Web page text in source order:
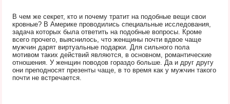
В чем же секрет, кто и почему тратит на подобные вещи свои
кровные? В Америке проводились специальные исследования,
задача которых была ответить на подобные вопросы. Кроме
всего прочего, выяснилось, что женщины почти вдвое чаще
мужчин дарят виртуальные подарки. Для сильного пола
мотивом таких действий являются, в основном, романтические
отношения. У женщин поводов гораздо больше. Да и друг другу
они преподносят презенты чаще, в то время как у мужчин такого
почти не встречается.